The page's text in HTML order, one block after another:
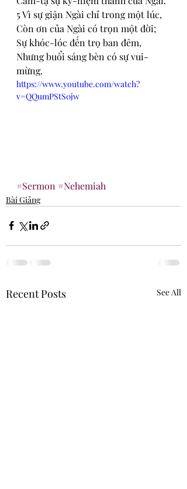
5 Vì sự giận Ngài chỉ trong một lúc,
Còn ơn của Ngài có trọn một đời;
Sự khóc-lóc đến trọ ban đêm,
Nhưng buổi sáng bèn có sự vui-
mừng.
https://www.youtube.com/watch?
v=QQumPStS0jw
#Sermon #Nehemiah
Bài Giảng
Recent Posts See All